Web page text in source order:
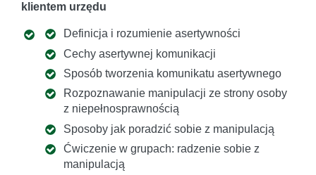
klientem urzędu
Definicja i rozumienie asertywności
Cechy asertywnej komunikacji
Sposób tworzenia komunikatu asertywnego
Rozpoznawanie manipulacji ze strony osoby
z niepełnosprawnością
Sposoby jak poradzić sobie z manipulacją
Ćwiczenie w grupach: radzenie sobie z
manipulacją